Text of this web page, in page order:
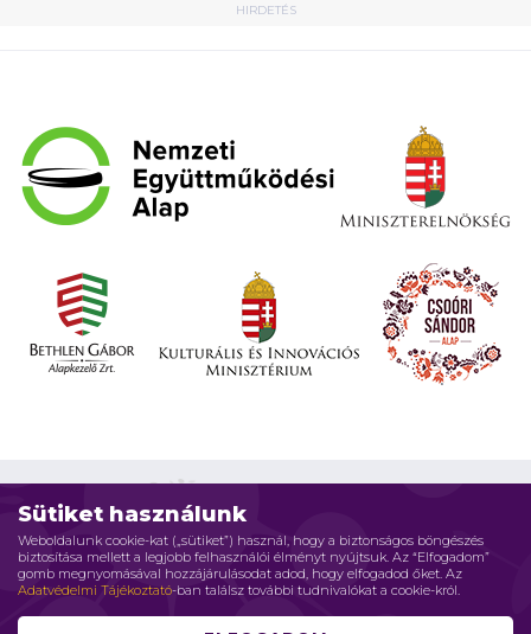
Sütiket használunk
Weboldalunk cookie-kat („sütiket”) használ, hogy a biztonságos böngészés
biztosítása mellett a legjobb felhasználói élményt nyújtsuk. Az “Elfogadom”
gomb megnyomásával hozzájárulásodat adod, hogy elfogadod őket. Az
Adatvédelmi Tájékoztató-ban találsz további tudnivalókat a cookie-król.
HIRDETÉS
Impresszum Adatvédelmi elvek Jogi nyilatkozat